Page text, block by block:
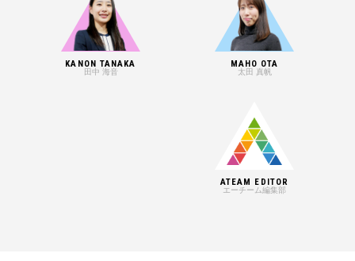
KANON TANAKA
田中 海音
MAHO OTA
太田 真帆
ATEAM EDITOR
エーチーム編集部